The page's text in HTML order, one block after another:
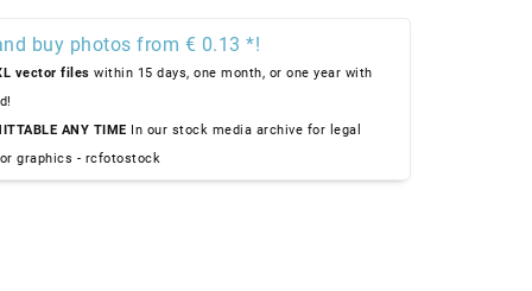
buy photos from € 0.13 *!
vector files within 15 days, one month, or one year with
ANY TIME In our stock media archive for legal
graphics - rcfotostock